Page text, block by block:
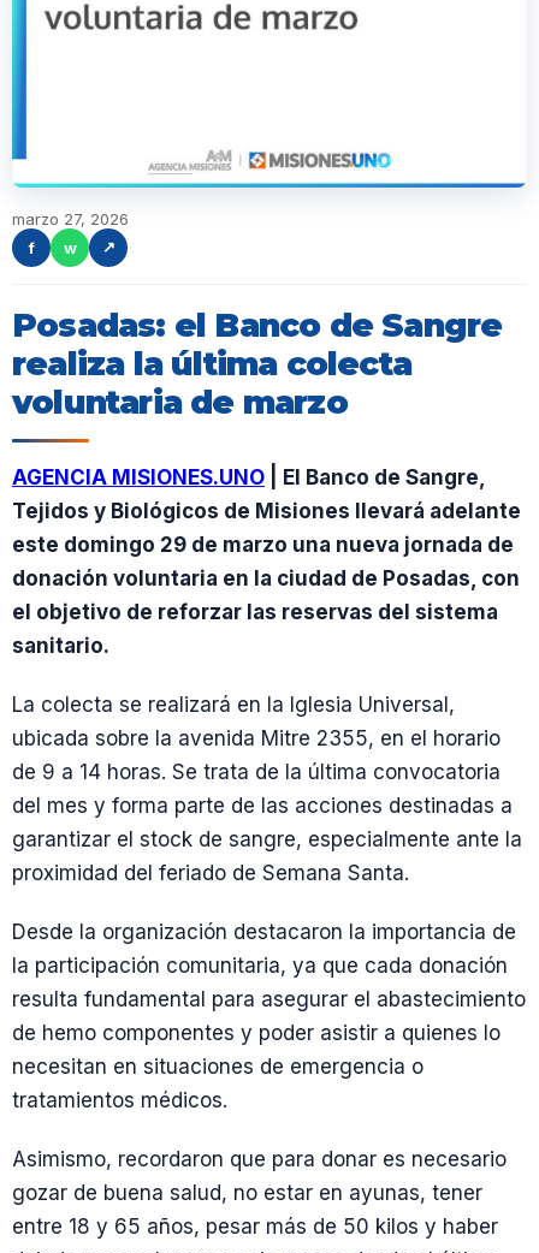
marzo 27, 2026
f
w ↗
Posadas: el Banco de Sangre
realiza la última colecta
voluntaria de marzo
AGENCIA MISIONES.UNO | El Banco de Sangre,
Tejidos y Biológicos de Misiones llevará adelante
este domingo 29 de marzo una nueva jornada de
donación voluntaria en la ciudad de Posadas, con
el objetivo de reforzar las reservas del sistema
sanitario.
La colecta se realizará en la Iglesia Universal,
ubicada sobre la avenida Mitre 2355, en el horario
de 9 a 14 horas. Se trata de la última convocatoria
del mes y forma parte de las acciones destinadas a
garantizar el stock de sangre, especialmente ante la
proximidad del feriado de Semana Santa.
Desde la organización destacaron la importancia de
la participación comunitaria, ya que cada donación
resulta fundamental para asegurar el abastecimiento
de hemo componentes y poder asistir a quienes lo
necesitan en situaciones de emergencia o
tratamientos médicos.
Asimismo, recordaron que para donar es necesario
gozar de buena salud, no estar en ayunas, tener
entre 18 y 65 años, pesar más de 50 kilos y haber